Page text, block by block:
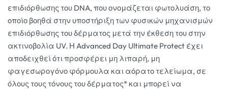
επιδιόρθωσης του DNA, που ονομάζεται φωτολυάση, το
οποίο βοηθά στην υποστήριξη των φυσικών μηχανισμών
επιδιόρθωσης του δέρματος μετά την έκθεση του στην
ακτινοβολία UV. Η Advanced Day Ultimate Protect έχει
αποδειχθεί ότι προσφέρει μη λιπαρή, μη
φαγεσωρογόνο φόρμουλα και αόρατο τελείωμα, σε
όλους τους τόνους του δέρματος* και μπορεί να